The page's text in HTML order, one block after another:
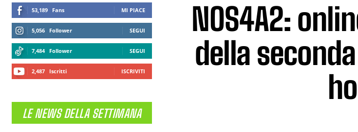
53,189 Fans MI PIACE
5,056 Follower SEGUI
7,484 Follower SEGUI
2,487 Iscritti ISCRIVITI
LE NEWS DELLA SETTIMANA
NOS4A2:
della